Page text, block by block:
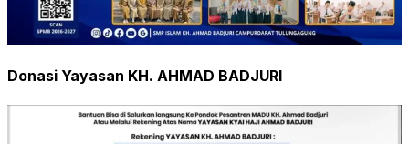
Donasi Yayasan KH. AHMAD BADJURI